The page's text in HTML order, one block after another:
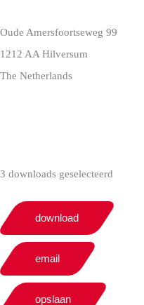
Oude Amersfoortseweg 99
1212 AA Hilversum
The Netherlands
3 downloads geselecteerd
download
email
opslaan